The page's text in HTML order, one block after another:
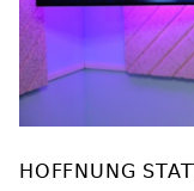
HOFFNUNG